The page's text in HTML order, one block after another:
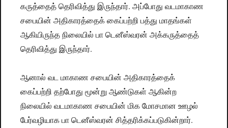
கருத்தைத் தெரிவித்து இருந்தார். அப்போது வடமாகாண
சபையின் அதிகாரத்தைக் கைப்பற்றி பத்து மாதங்கள்
ஆகியிருந்த நிலையில் பா டெனீஸ்வரன் அக்கருத்தைத்
தெரிவித்து இருந்தார்.
ஆனால் வட மாகாண சபையின் அதிகாரத்தைக்
கைப்பற்றி தற்போது மூன்று ஆண்டுகள் ஆகின்ற
நிலையில் வடமாகாண சபையின் மிக மோசமான ஊழல்
பேர்வழியாக பா டெனீஸ்வரன் சித்தரிக்கப்படுகின்றார்.